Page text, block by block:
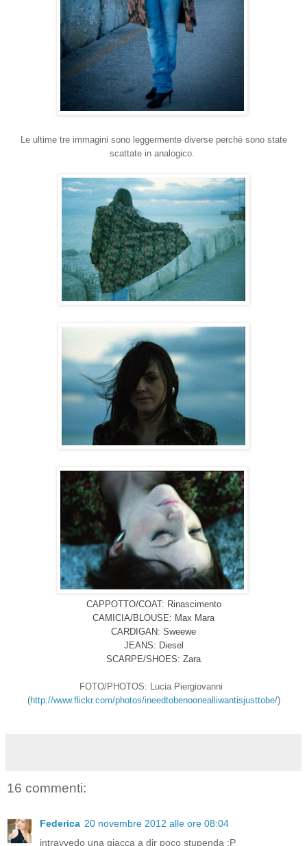
Le ultime tre immagini sono leggermente diverse perchè sono state
scattate in analogico.
CAPPOTTO/COAT: Rinascimento
CAMICIA/BLOUSE: Max Mara
CARDIGAN: Sweewe
JEANS: Diesel
SCARPE/SHOES: Zara
FOTO/PHOTOS: Lucia Piergiovanni
(http://www.flickr.com/photos/ineedtobenoonealliwantisjusttobe/)
16 commenti:
Federica 20 novembre 2012 alle ore 08:04
intravvedo una giacca a dir poco stupenda :P